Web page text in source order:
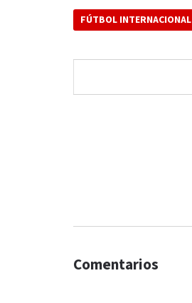
FÚTBOL INTERNACIONAL
Comentarios